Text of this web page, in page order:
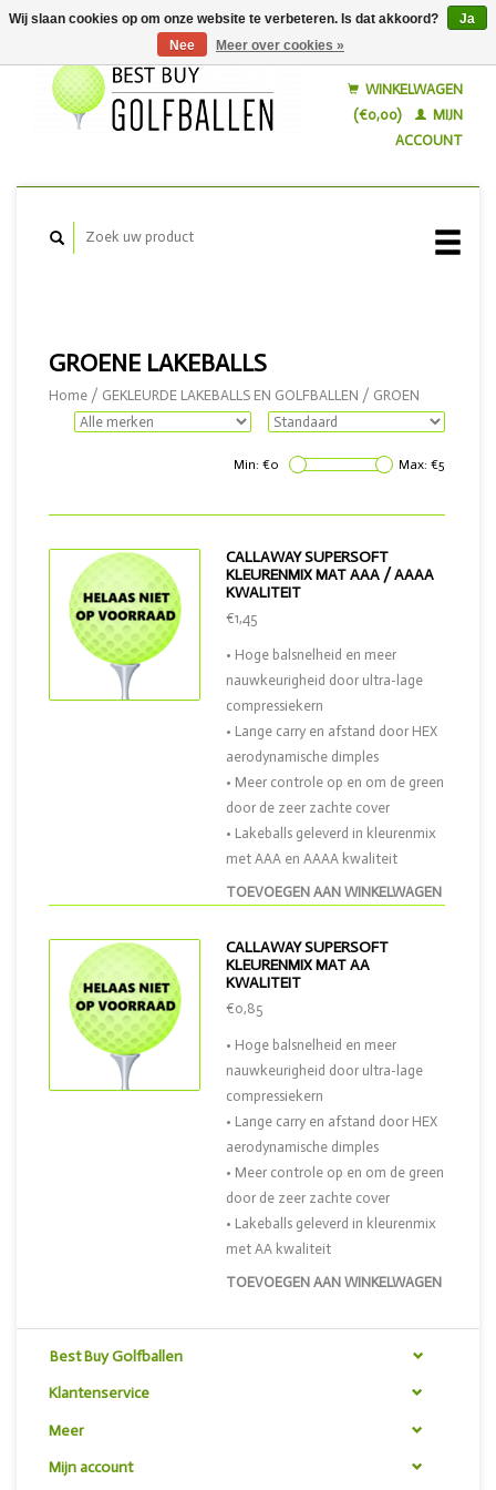
WINKELWAGEN
(€0,00)
MIJN
ACCOUNT
GROENE LAKEBALLS
Home / GEKLEURDE LAKEBALLS EN GOLFBALLEN / GROEN
Min: €0 Max: €5
CALLAWAY SUPERSOFT
KLEURENMIX MAT AAA / AAAA
KWALITEIT
TOEVOEGEN AAN WINKELWAGEN
€1,45
• Hoge balsnelheid en meer
nauwkeurigheid door ultra-lage
compressiekern
• Lange carry en afstand door HEX
aerodynamische dimples
• Meer controle op en om de green
door de zeer zachte cover
• Lakeballs geleverd in kleurenmix
met AAA en AAAA kwaliteit
CALLAWAY SUPERSOFT
KLEURENMIX MAT AA
KWALITEIT
TOEVOEGEN AAN WINKELWAGEN
€0,85
• Hoge balsnelheid en meer
nauwkeurigheid door ultra-lage
compressiekern
• Lange carry en afstand door HEX
aerodynamische dimples
• Meer controle op en om de green
door de zeer zachte cover
• Lakeballs geleverd in kleurenmix
met AA kwaliteit
Best Buy Golfballen
Klantenservice
Meer
Mijn account
Wij slaan cookies op om onze website te verbeteren. Is dat akkoord?
Ja
Nee
Meer over cookies »